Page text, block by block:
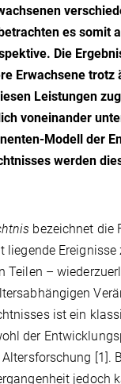
es somit
Die
Erwachsene trotz
Leistungen
voneinander
Modell der
werden
bezeichnet die
liegende
Teilen –
ist ein
der
[1].
jedoch